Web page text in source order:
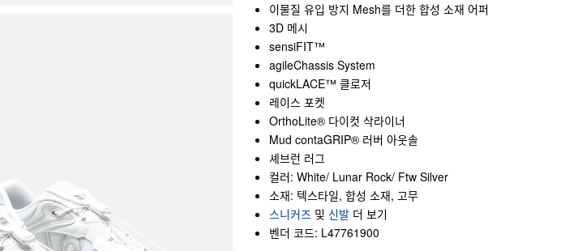
이물질 유입 방지 Mesh를 더한 합성 소재 어퍼
3D 메시
sensiFIT™
agileChassis System
quickLACE™ 클로저
레이스 포켓
OrthoLite® 다이컷 삭라이너
Mud contaGRIP® 러버 아웃솔
셰브런 러그
컬러: White/ Lunar Rock/ Ftw Silver
소재: 텍스타일, 합성 소재, 고무
스니커즈 및 신발 더 보기
벤더 코드: L47761900